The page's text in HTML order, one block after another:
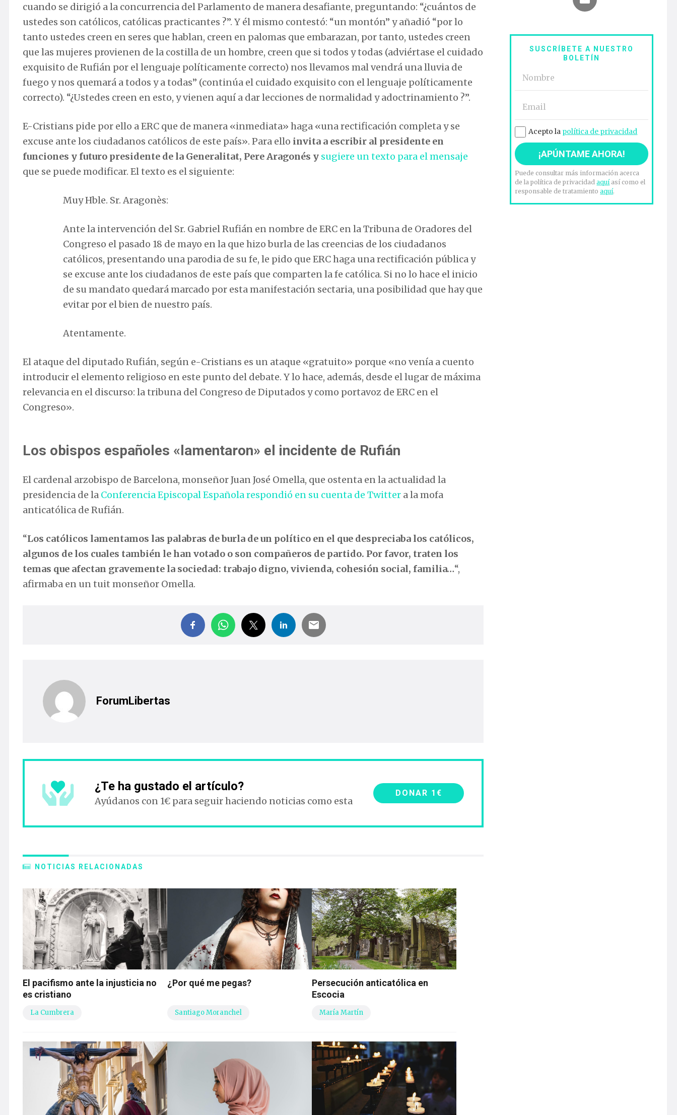
cuando se dirigió a la concurrencia del Parlamento de manera desafiante, preguntando: “¿cuántos de
ustedes son católicos, católicas practicantes ?”. Y él mismo contestó: “un montón” y añadió “por lo
tanto ustedes creen en seres que hablan, creen en palomas que embarazan, por tanto, ustedes creen
que las mujeres provienen de la costilla de un hombre, creen que si todos y todas (adviértase el cuidado
exquisito de Rufián por el lenguaje políticamente correcto) nos llevamos mal vendrá una lluvia de
fuego y nos quemará a todos y a todas” (continúa el cuidado exquisito con el lenguaje políticamente
correcto). “¿Ustedes creen en esto, y vienen aquí a dar lecciones de normalidad y adoctrinamiento ?”.
E-Cristians pide por ello a ERC que de manera «inmediata» haga «una rectificación completa y se
excuse ante los ciudadanos católicos de este país». Para ello invita a escribir al presidente en
funciones y futuro presidente de la Generalitat, Pere Aragonés y sugiere un texto para el mensaje
que se puede modificar. El texto es el siguiente:
Muy Hble. Sr. Aragonès:
Ante la intervención del Sr. Gabriel Rufián en nombre de ERC en la Tribuna de Oradores del
Congreso el pasado 18 de mayo en la que hizo burla de las creencias de los ciudadanos
católicos, presentando una parodia de su fe, le pido que ERC haga una rectificación pública y
se excuse ante los ciudadanos de este país que comparten la fe católica. Si no lo hace el inicio
de su mandato quedará marcado por esta manifestación sectaria, una posibilidad que hay que
evitar por el bien de nuestro país.
Atentamente.
El ataque del diputado Rufián, según e-Cristians es un ataque «gratuito» porque «no venía a cuento
introducir el elemento religioso en este punto del debate. Y lo hace, además, desde el lugar de máxima
relevancia en el discurso: la tribuna del Congreso de Diputados y como portavoz de ERC en el
Congreso».
Los obispos españoles «lamentaron» el incidente de Rufián
El cardenal arzobispo de Barcelona, monseñor Juan José Omella, que ostenta en la actualidad la
presidencia de la Conferencia Episcopal Españolarespondió en su cuenta de Twitter a la mofa
anticatólica de Rufián.
“Los católicos lamentamos las palabras de burla de un político en el que despreciaba los católicos,
algunos de los cuales también le han votado o son compañeros de partido. Por favor, traten los
temas que afectan gravemente la sociedad: trabajo digno, vivienda, cohesión social, familia…“,
afirmaba en un tuit monseñor Omella.
ForumLibertas
¿Te ha gustado el artículo?
Ayúdanos con 1€ para seguir haciendo noticias como esta
DONAR 1€
NOTICIAS RELACIONADAS
El pacifismo ante la injusticia no
es cristiano
La Cumbrera
¿Por qué me pegas?
Santiago Moranchel
Persecución anticatólica en
Escocia
María Martín
SUSCRÍBETE A NUESTRO
BOLETÍN
Acepto la política de privacidad
Puede consultar más información acerca
de la política de privacidadaquíasí como el
responsable de tratamientoaquí.